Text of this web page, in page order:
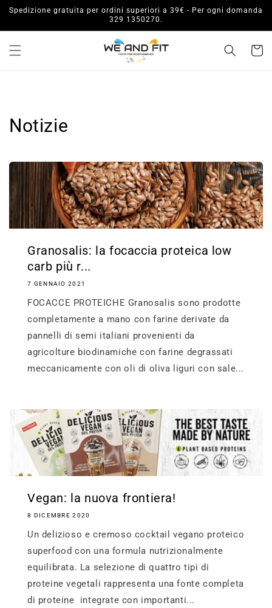
direttamente
Spedizione gratuita per ordini superiori a 39€ - Per ogni domanda
329 1350270.
Carrello
Notizie
Granosalis: la focaccia proteica low
carb più r...
7 GENNAIO 2021
FOCACCE PROTEICHE Granosalis sono prodotte
completamente a mano con farine derivate da
pannelli di semi italiani provenienti da
agricolture biodinamiche con farine degrassati
meccanicamente con oli di oliva liguri con sale...
Vegan: la nuova frontiera!
8 DICEMBRE 2020
Un delizioso e cremoso cocktail vegano proteico
superfood con una formula nutrizionalmente
equilibrata. La selezione di quattro tipi di
proteine vegetali rappresenta una fonte completa
di proteine integrate con importanti...